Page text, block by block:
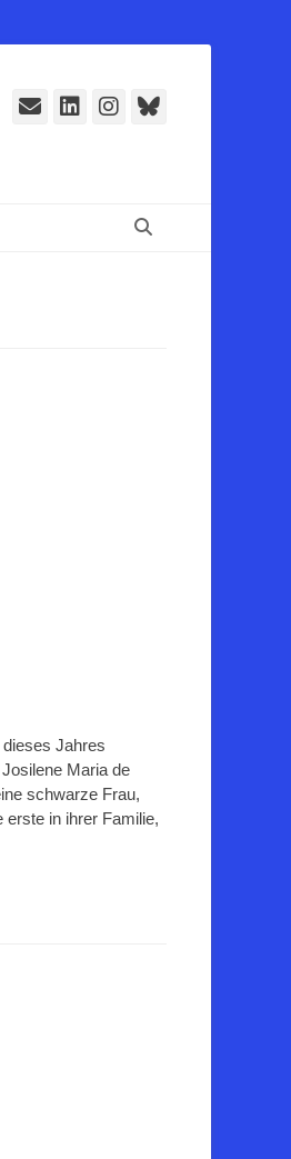
E-
LinkedIn
Instagram
Bluesky
Jahres
Maria de
schwarze Frau,
erste in ihrer Familie,